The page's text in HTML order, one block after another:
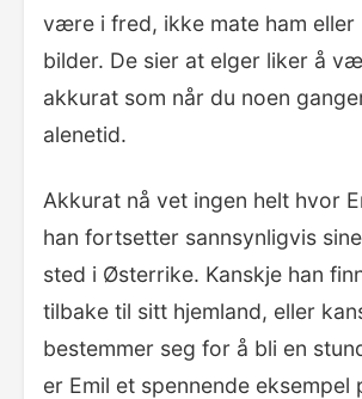
være i fred, ikke mate ham eller
bilder. De sier at elger liker å
akkurat som når du noen
alenetid.
Akkurat nå vet ingen helt hvor
han fortsetter sannsynligvis
sted i Østerrike. Kanskje han
tilbake til sitt hjemland, eller
bestemmer seg for å bli en
er Emil et spennende eksempel